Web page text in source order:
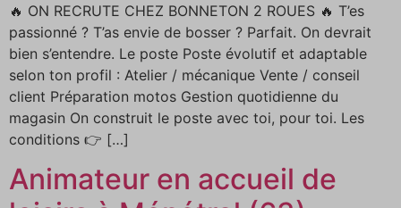
🔥 ON RECRUTE CHEZ BONNETON 2 ROUES 🔥 T’es
passionné ? T’as envie de bosser ? Parfait. On devrait
bien s’entendre. Le poste Poste évolutif et adaptable
selon ton profil : Atelier / mécanique Vente / conseil
client Préparation motos Gestion quotidienne du
magasin On construit le poste avec toi, pour toi. Les
conditions 👉 […]
Animateur en accueil de